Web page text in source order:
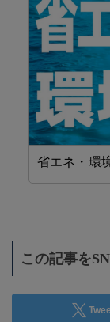
省エネ・環
この記事を